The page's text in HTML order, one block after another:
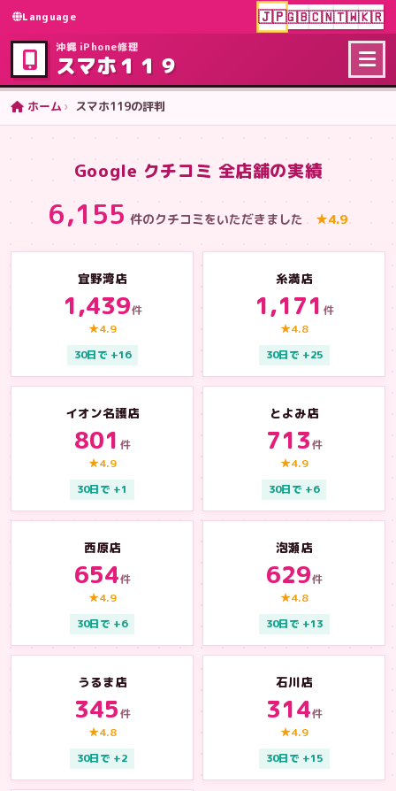
Language 🇯🇵🇬🇧🇨🇳🇹🇼🇰🇷
沖縄 iPhone修理
スマホ１１９
ホーム スマホ119の評判
Google クチコミ 全店舗の実績
6,155 件のクチコミをいただきました ★4.9
宜野湾店
1,439件
★4.9
30日で +16
糸満店
1,171 件
★4.8
30日で +25
イオン名護店
801 件
★4.9
30日で +1
とよみ店
713件
★4.9
30日で +6
西原店
654件
★4.9
30日で +6
泡瀬店
629件
★4.8
30日で +13
うるま店
345件
★4.8
30日で +2
石川店
314件
★4.9
30日で +15